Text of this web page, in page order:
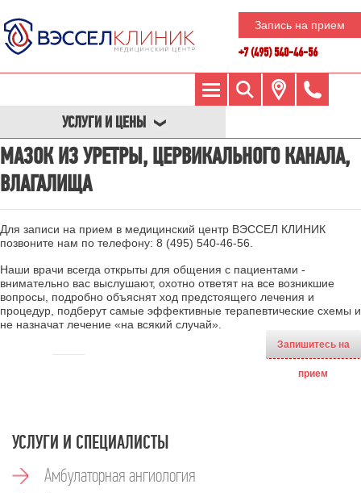
Запись на прием
+7 (495) 540-46-56
УСЛУГИ И ЦЕНЫ
МАЗОК ИЗ УРЕТРЫ, ЦЕРВИКАЛЬНОГО КАНАЛА,
ВЛАГАЛИЩА
Для записи на прием в медицинский центр ВЭССЕЛ КЛИНИК
позвоните нам по телефону: 8 (495) 540-46-56
Наши врачи всегда открыты для общения с пациентами -
внимательно вас выслушают, охотно ответят на все возникшие
вопросы, подробно объяснят ход предстоящего лечения и
процедур, подберут самые эффективные терапевтические схемы и
не назначат лечение «на всякий случай».
Запишитесь на
прием
УСЛУГИ И СПЕЦИАЛИСТЫ
Амбулаторная ангиология